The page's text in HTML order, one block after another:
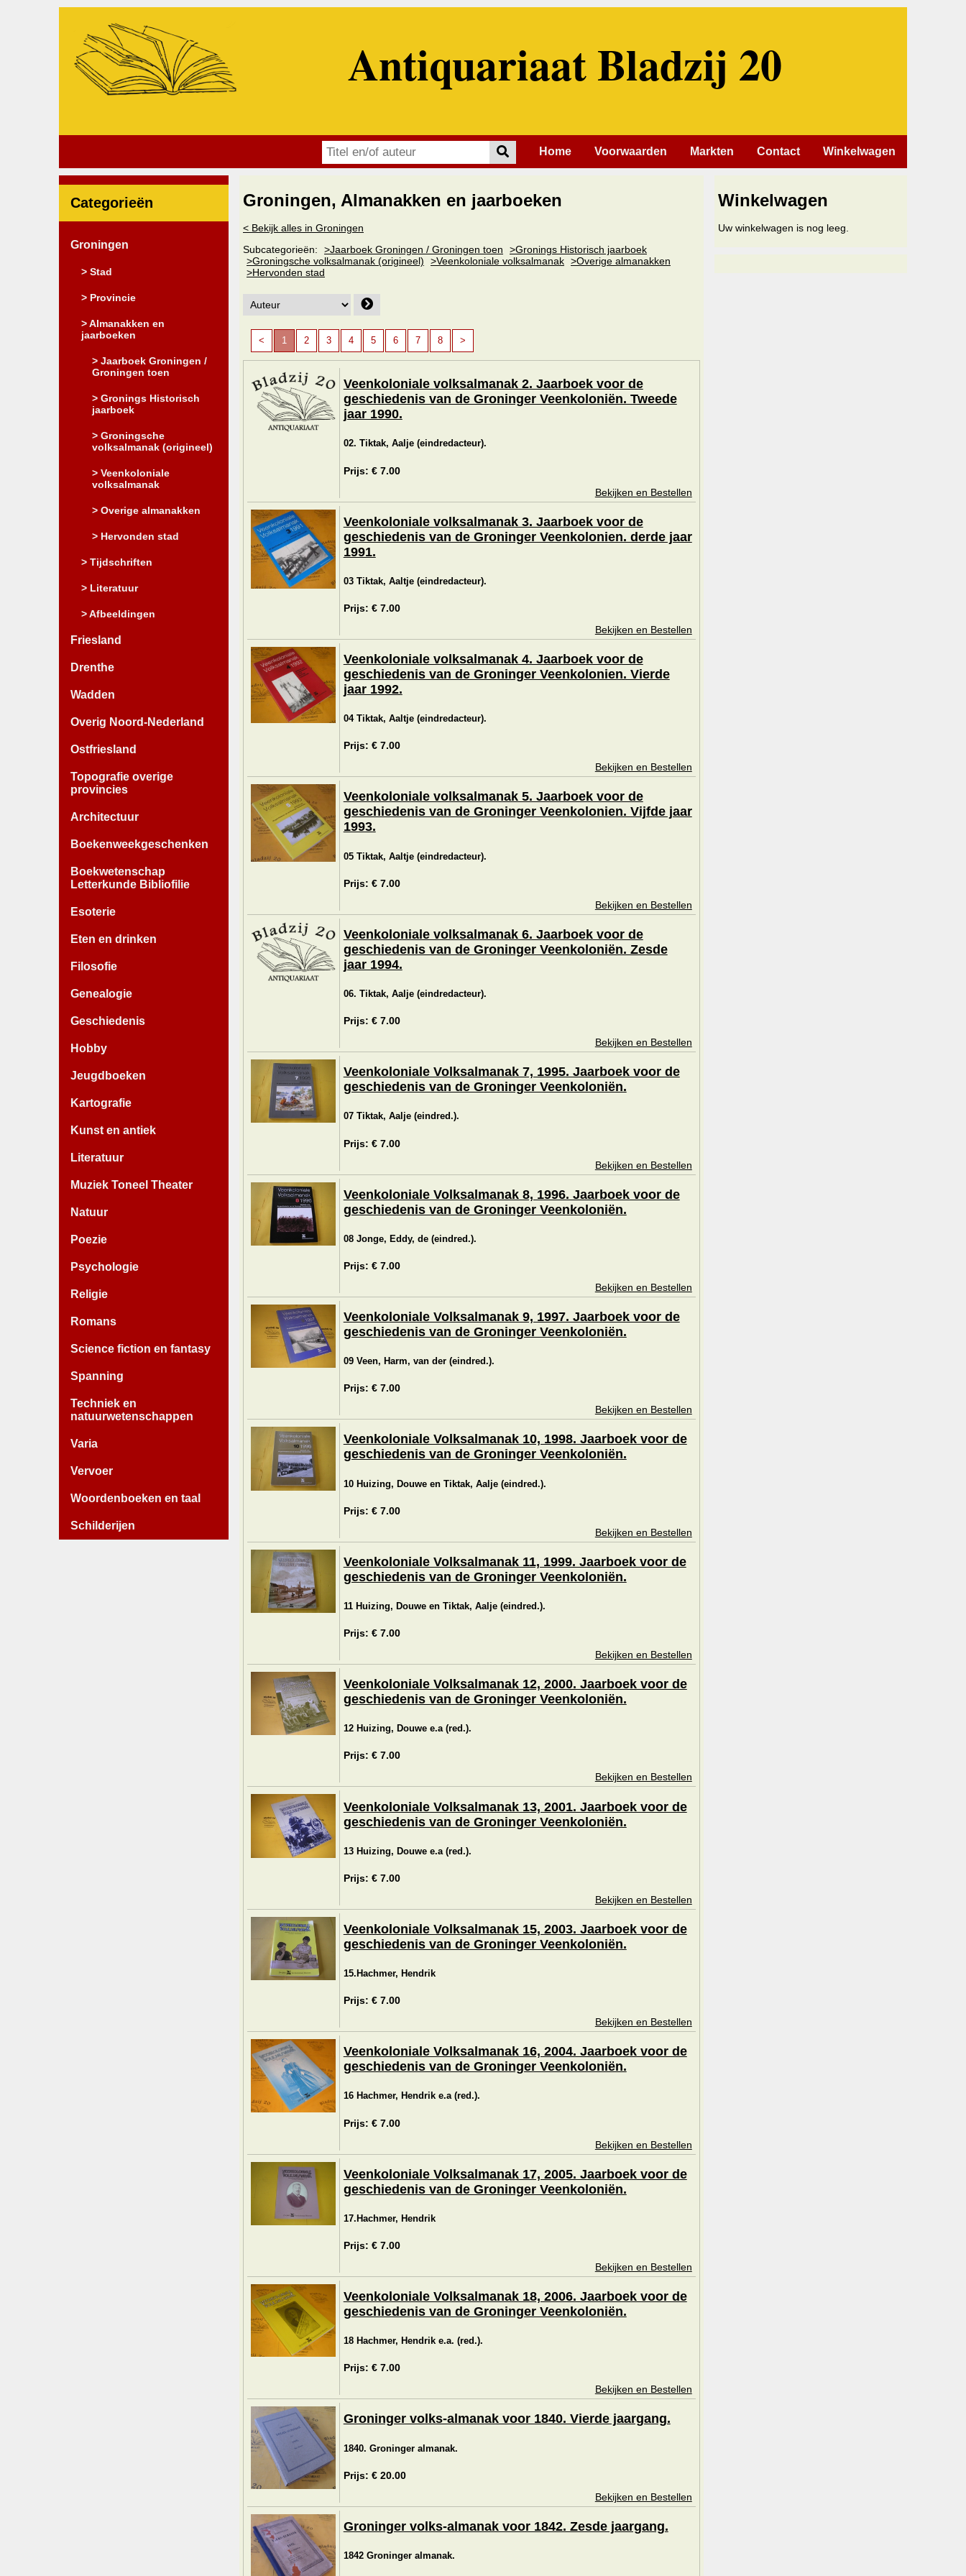
Antiquariaat Bladzij 20
Winkelwagen
Contact
Markten
Voorwaarden
Home
Categorieën
Groningen
> Stad
> Provincie
> Almanakken en
jaarboeken
> Jaarboek Groningen /
Groningen toen
> Gronings Historisch
jaarboek
> Groningsche
volksalmanak (origineel)
> Veenkoloniale
volksalmanak
> Overige almanakken
> Hervonden stad
> Tijdschriften
> Literatuur
> Afbeeldingen
Friesland
Drenthe
Wadden
Overig Noord-Nederland
Ostfriesland
Topografie overige
provincies
Architectuur
Boekenweekgeschenken
Boekwetenschap
Letterkunde Bibliofilie
Esoterie
Eten en drinken
Filosofie
Genealogie
Geschiedenis
Hobby
Jeugdboeken
Kartografie
Kunst en antiek
Literatuur
Muziek Toneel Theater
Natuur
Poezie
Psychologie
Religie
Romans
Science fiction en fantasy
Spanning
Techniek en
natuurwetenschappen
Varia
Vervoer
Woordenboeken en taal
Schilderijen
Groningen, Almanakken en jaarboeken
< Bekijk alles in Groningen
Subcategorieën:
>Jaarboek Groningen / Groningen toen
>Gronings Historisch jaarboek
>Groningsche volksalmanak (origineel)
>Veenkoloniale volksalmanak >Overige almanakken
>Hervonden stad
< 1 2 3 4 5 6 7 8 >
Veenkoloniale volksalmanak 2. Jaarboek voor de
geschiedenis van de Groninger Veenkoloniën. Tweede
jaar 1990.
02. Tiktak, Aalje (eindredacteur).
Prijs: € 7.00
Bekijken en Bestellen
Veenkoloniale volksalmanak 3. Jaarboek voor de
geschiedenis van de Groninger Veenkolonien. derde jaar
1991.
03 Tiktak, Aaltje (eindredacteur).
Prijs: € 7.00
Bekijken en Bestellen
Veenkoloniale volksalmanak 4. Jaarboek voor de
geschiedenis van de Groninger Veenkolonien. Vierde
jaar 1992.
04 Tiktak, Aaltje (eindredacteur).
Prijs: € 7.00
Bekijken en Bestellen
Veenkoloniale volksalmanak 5. Jaarboek voor de
geschiedenis van de Groninger Veenkolonien. Vijfde jaar
1993.
05 Tiktak, Aaltje (eindredacteur).
Prijs: € 7.00
Bekijken en Bestellen
Veenkoloniale volksalmanak 6. Jaarboek voor de
geschiedenis van de Groninger Veenkoloniën. Zesde
jaar 1994.
06. Tiktak, Aalje (eindredacteur).
Prijs: € 7.00
Bekijken en Bestellen
Veenkoloniale Volksalmanak 7, 1995. Jaarboek voor de
geschiedenis van de Groninger Veenkoloniën.
07 Tiktak, Aalje (eindred.).
Prijs: € 7.00
Bekijken en Bestellen
Veenkoloniale Volksalmanak 8, 1996. Jaarboek voor de
geschiedenis van de Groninger Veenkoloniën.
08 Jonge, Eddy, de (eindred.).
Prijs: € 7.00
Bekijken en Bestellen
Veenkoloniale Volksalmanak 9, 1997. Jaarboek voor de
geschiedenis van de Groninger Veenkoloniën.
09 Veen, Harm, van der (eindred.).
Prijs: € 7.00
Bekijken en Bestellen
Veenkoloniale Volksalmanak 10, 1998. Jaarboek voor de
geschiedenis van de Groninger Veenkoloniën.
10 Huizing, Douwe en Tiktak, Aalje (eindred.).
Prijs: € 7.00
Bekijken en Bestellen
Veenkoloniale Volksalmanak 11, 1999. Jaarboek voor de
geschiedenis van de Groninger Veenkoloniën.
11 Huizing, Douwe en Tiktak, Aalje (eindred.).
Prijs: € 7.00
Bekijken en Bestellen
Veenkoloniale Volksalmanak 12, 2000. Jaarboek voor de
geschiedenis van de Groninger Veenkoloniën.
12 Huizing, Douwe e.a (red.).
Prijs: € 7.00
Bekijken en Bestellen
Veenkoloniale Volksalmanak 13, 2001. Jaarboek voor de
geschiedenis van de Groninger Veenkoloniën.
13 Huizing, Douwe e.a (red.).
Prijs: € 7.00
Bekijken en Bestellen
Veenkoloniale Volksalmanak 15, 2003. Jaarboek voor de
geschiedenis van de Groninger Veenkoloniën.
15.Hachmer, Hendrik
Prijs: € 7.00
Bekijken en Bestellen
Veenkoloniale Volksalmanak 16, 2004. Jaarboek voor de
geschiedenis van de Groninger Veenkoloniën.
16 Hachmer, Hendrik e.a (red.).
Prijs: € 7.00
Bekijken en Bestellen
Veenkoloniale Volksalmanak 17, 2005. Jaarboek voor de
geschiedenis van de Groninger Veenkoloniën.
17.Hachmer, Hendrik
Prijs: € 7.00
Bekijken en Bestellen
Veenkoloniale Volksalmanak 18, 2006. Jaarboek voor de
geschiedenis van de Groninger Veenkoloniën.
18 Hachmer, Hendrik e.a. (red.).
Prijs: € 7.00
Bekijken en Bestellen
Groninger volks-almanak voor 1840. Vierde jaargang.
1840. Groninger almanak.
Prijs: € 20.00
Bekijken en Bestellen
Groninger volks-almanak voor 1842. Zesde jaargang.
1842 Groninger almanak.
Winkelwagen
Uw winkelwagen is nog leeg.